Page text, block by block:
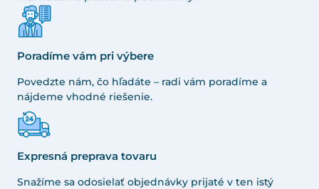
Poradíme vám pri výbere
Povedzte nám, čo hľadáte – radi vám poradíme a
nájdeme vhodné riešenie.
Expresná preprava tovaru
Snažíme sa odosielať objednávky prijaté v ten istý